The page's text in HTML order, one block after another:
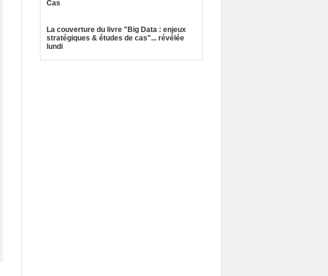
Cas
La couverture du livre "Big Data : enjeux
stratégiques & études de cas"... révélée
lundi